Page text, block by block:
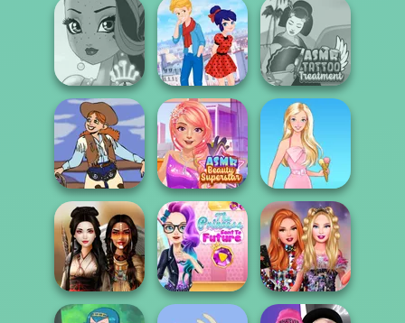
ASMR Pet
Treatment
Dessert Girl Bouncemasters
Fairy Tale High
Ladybird Secret
Identity Revea...
ASMR Tattoo
Treatment
Cowgirl
ASMR Beauty
Superstar
Barbie